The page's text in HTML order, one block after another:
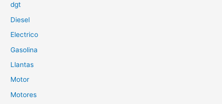
dgt
Diesel
Electrico
Gasolina
Llantas
Motor
Motores